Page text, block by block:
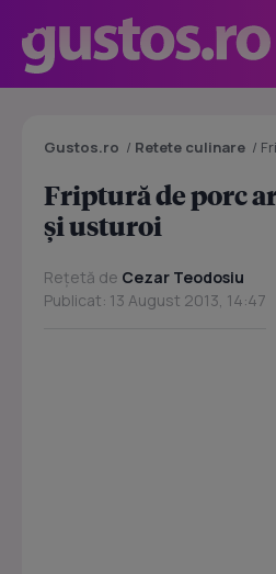
Gustos.ro / Retete culinare /
Friptură de porc
și usturoi
Rețetă de Cezar Teodosiu
Publicat: 13 August 2013, 14:47